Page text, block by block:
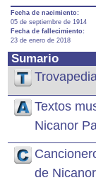
Fecha de nacimiento:
05 de septiembre de 1914
Fecha de fallecimiento:
23 de enero de 2018
Sumario
Textos
Nicanor
de